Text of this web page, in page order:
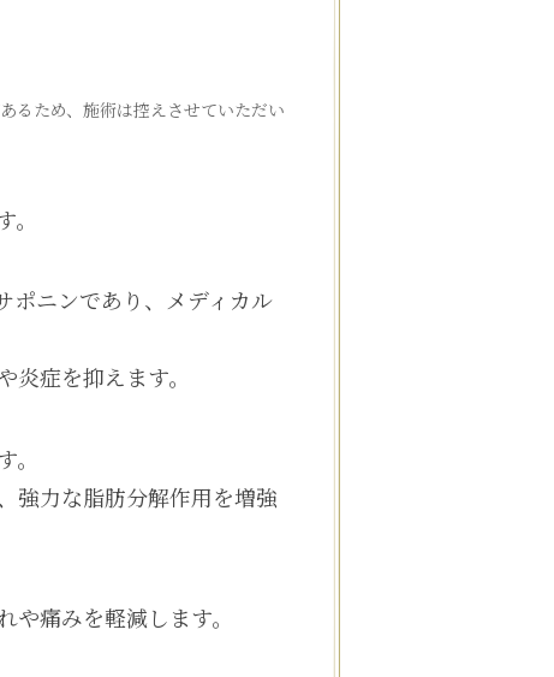
るため、施術は控えさせていただい
ポニンであり、メディカル
症を抑えます。
強力な脂肪分解作用を増強
痛みを軽減します。